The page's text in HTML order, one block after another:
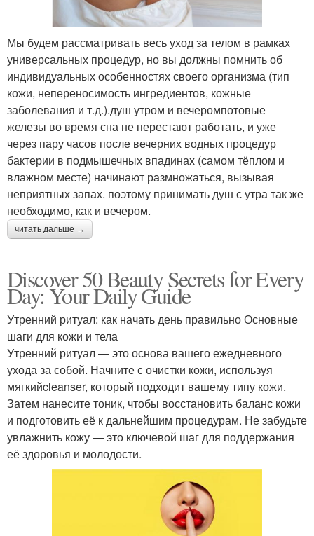
Мы будем рассматривать весь уход за телом в рамках
универсальных процедур, но вы должны помнить об
индивидуальных особенностях своего организма (тип
кожи, непереносимость ингредиентов, кожные
заболевания и т.д.).душ утром и вечеромпотовые
железы во время сна не перестают работать, и уже
через пару часов после вечерних водных процедур
бактерии в подмышечных впадинах (самом тёплом и
влажном месте) начинают размножаться, вызывая
неприятных запах. поэтому принимать душ с утра так же
необходимо, как и вечером.
читать дальше →
Discover 50 Beauty Secrets for Every
Day: Your Daily Guide
Утренний ритуал: как начать день правильно Основные
шаги для кожи и тела
Утренний ритуал — это основа вашего ежедневного
ухода за собой. Начните с очистки кожи, используя
мягкийcleanser, который подходит вашему типу кожи.
Затем нанесите тоник, чтобы восстановить баланс кожи
и подготовить её к дальнейшим процедурам. Не забудьте
увлажнить кожу — это ключевой шаг для поддержания
её здоровья и молодости.